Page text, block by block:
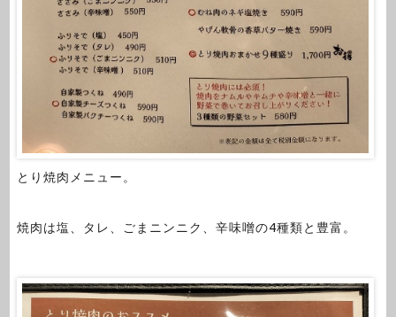
とり焼肉メニュー。
焼肉は塩、タレ、ごまニンニク、辛味噌の4種類と豊富。